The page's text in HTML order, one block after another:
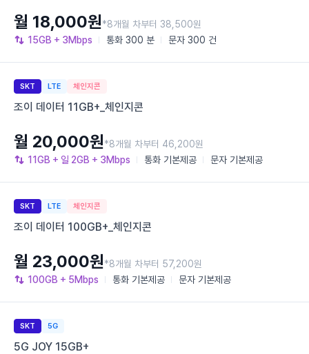
15GB + 3Mbps 통화 300 분 문자 300 건
월 18,000원*8개월 차부터 38,500원
SKT LTE 체인지콘
조이 데이터 11GB+_체인지콘
11GB + 일 2GB + 3Mbps 통화 기본제공 문자 기본제공
월 20,000원*8개월 차부터 46,200원
SKT LTE 체인지콘
조이 데이터 100GB+_체인지콘
100GB + 5Mbps 통화 기본제공 문자 기본제공
월 23,000원*8개월 차부터 57,200원
SKT 5G
5G JOY 15GB+